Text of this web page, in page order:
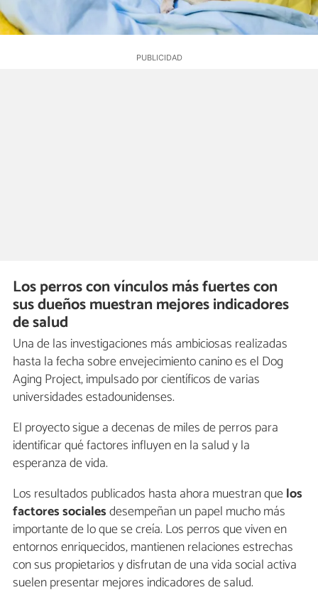
Los perros con vínculos más fuertes con
sus dueños muestran mejores indicadores
de salud
Una de las investigaciones más ambiciosas realizadas
hasta la fecha sobre envejecimiento canino es el Dog
Aging Project, impulsado por científicos de varias
universidades estadounidenses.
El proyecto sigue a decenas de miles de perros para
identificar qué factores influyen en la salud y la
esperanza de vida.
Los resultados publicados hasta ahora muestran quelos
factores socialesdesempeñan un papel mucho más
importante de lo que se creía. Los perros que viven en
entornos enriquecidos, mantienen relaciones estrechas
con sus propietarios y disfrutan de una vida social activa
suelen presentar mejores indicadores de salud.